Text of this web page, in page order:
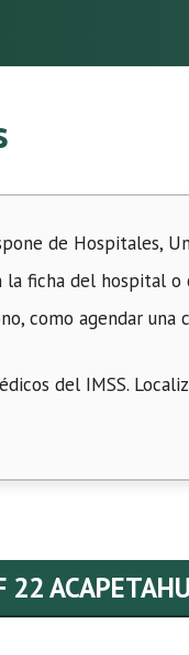
de Hospitales,
la ficha del hospital
como agendar una
del IMSS.
22